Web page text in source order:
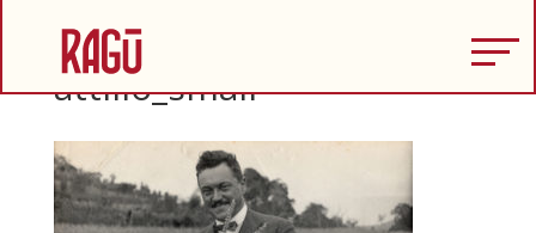
attilio_small